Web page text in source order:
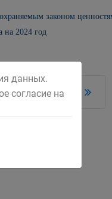
законом
на 2024 год
3
данных.
согласие на